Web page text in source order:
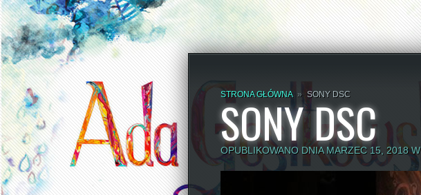
STRONA GŁÓWNA » SONY DSC
SONY DSC
OPUBLIKOWANO DNIA MARZEC 15, 2018 W